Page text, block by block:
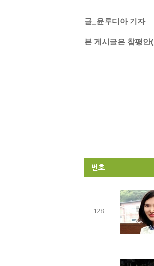
글_윤루디아 기자
본 게시글은 참평안(
번호
128